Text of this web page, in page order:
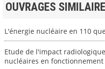
OUVRAGES
L'énergie nucléaire en 110
Etude de l'impact
nucléaires en